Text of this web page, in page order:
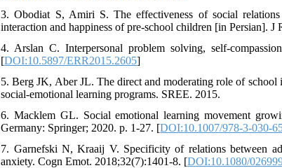
3. Obodiat S, Amiri S. The effectiveness of social
interaction and happiness of pre-school children [in Persian]. J
4. Arslan C. Interpersonal problem solving, self-
[DOI:10.5897/ERR2015.2605]
5. Berg JK, Aber JL. The direct and moderating role of
social-emotional learning programs. SREE. 2015.
6. Macklem GL. Social emotional learning movement
Germany: Springer; 2020. p. 1-27. [DOI:10.1007/978-3-030-
7. Garnefski N, Kraaij V. Specificity of relations between
anxiety. Cogn Emot. 2018;32(7):1401-8. [DOI:10.1080/